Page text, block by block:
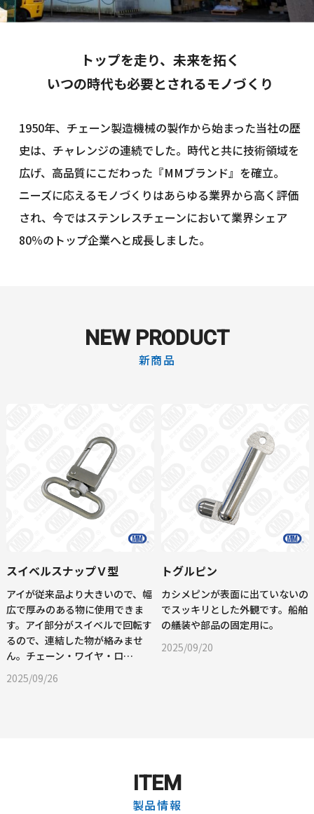
トップを走り、未来を拓く
いつの時代も必要とされるモノづくり
1950年、チェーン製造機械の製作から始まった当社の歴
史は、チャレンジの連続でした。時代と共に技術領域を
広げ、高品質にこだわった『MMブランド』を確立。
ニーズに応えるモノづくりはあらゆる業界から高く評価
され、今ではステンレスチェーンにおいて業界シェア
80％のトップ企業へと成長しました。
NEW PRODUCT
新商品
スイベルスナップＶ型
アイが従来品より大きいので、幅
広で厚みのある物に使用できま
す。アイ部分がスイベルで回転す
るので、連結した物が絡みませ
ん。チェーン・ワイヤ・ロ…
2025/09/26
トグルピン
カシメピンが表面に出ていないの
でスッキリとした外観です。船舶
の艤装や部品の固定用に。
2025/09/20
ITEM
製品情報